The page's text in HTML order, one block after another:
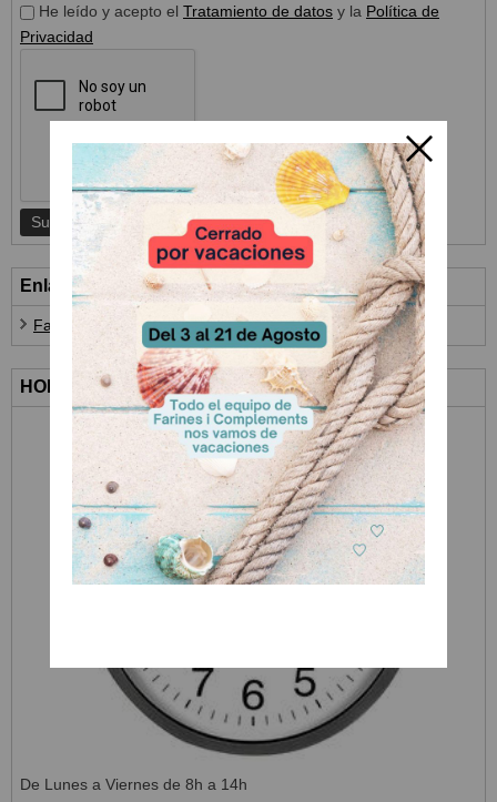
He leído y acepto el Tratamiento de datos y la Política de
Privacidad
Enlaces
Farines i Complements
HORARIO ATENCIÓN AL CLIENTE
De Lunes a Viernes de 8h a 14h